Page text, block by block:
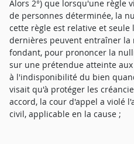
Alors 2°) que lorsqu'une règle
de personnes déterminée, la
cette règle est relative et
dernières peuvent entraîner la
fondant, pour prononcer la
sur une prétendue atteinte
à l'indisponibilité du bien
visait qu'à protéger les
accord, la cour d'appel a violé
civil, applicable en la cause ;